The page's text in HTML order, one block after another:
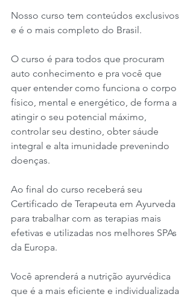
Nosso curso tem conteúdos exclusivos
e é o mais completo do Brasil.
O curso é para todos que procuram
auto conhecimento e pra você que
quer entender como funciona o corpo
físico, mental e energético, de forma a
atingir o seu potencial máximo,
controlar seu destino, obter sáude
integral e alta imunidade prevenindo
doenças.
Ao final do curso receberá seu
Certificado de Terapeuta em Ayurveda
para trabalhar com as terapias mais
efetivas e utilizadas nos melhores SPAs
da Europa.
Você aprenderá a nutrição ayurvédica
que é a mais eficiente e individualizada